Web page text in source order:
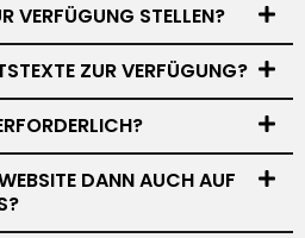
VERFÜGUNG STELLEN?
ZUR VERFÜGUNG?
DANN AUCH AUF